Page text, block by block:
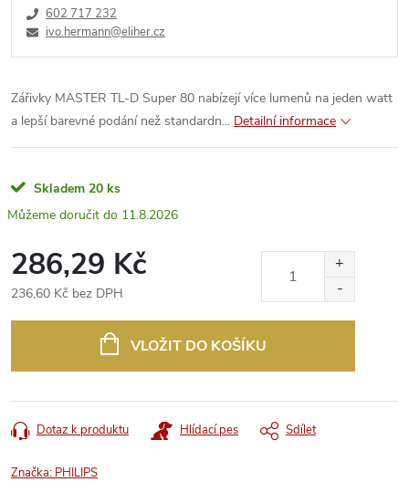
602 717 232
ivo.hermann@eliher.cz
Zářivky MASTER TL-D Super 80 nabízejí více lumenů na jeden watt
a lepší barevné podání než standardn... Detailní informace
Skladem 20 ks
11.8.2026
286,29 Kč
236,60 Kč bez DPH
VLOŽIT DO KOŠÍKU
Dotaz k produktu Hlídací pes Sdílet
Značka: PHILIPS